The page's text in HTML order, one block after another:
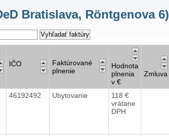
Bratislava, Röntgenova 6)
IČO
Faktúrované
plnenie
Hodnota
plnenia
v €
Zmluva
46192492 Ubytovanie
118 €
vrátane
DPH